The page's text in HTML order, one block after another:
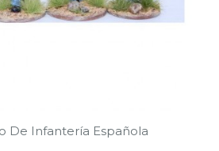
De Infantería Española